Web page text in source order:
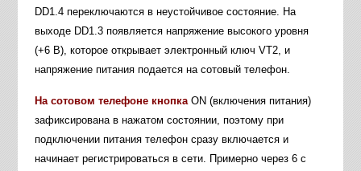
DD1.4 переключаются в неустойчивое состояние. На
выходе DD1.3 появляется напряжение высокого уровня
(+6 В), которое открывает электронный ключ VT2, и
напряжение питания подается на сотовый телефон.
На сотовом телефоне кнопкаON (включения питания)
зафиксирована в нажатом состоянии, поэтому при
подключении питания телефон сразу включается и
начинает регистрироваться в сети. Примерно через 6 с